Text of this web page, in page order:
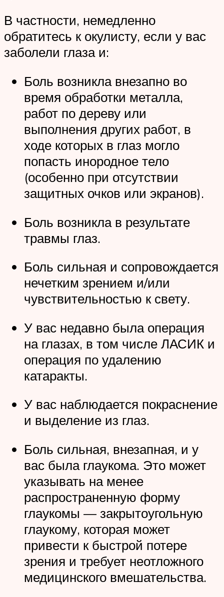
В частности, немедленно
обратитесь к окулисту, если у вас
заболели глаза и:
Боль возникла внезапно во
время обработки металла,
работ по дереву или
выполнения других работ, в
ходе которых в глаз могло
попасть инородное тело
(особенно при отсутствии
защитных очков или экранов).
Боль возникла в результате
травмы глаз.
Боль сильная и сопровождается
нечетким зрением и/или
чувствительностью к свету.
У вас недавно была операция
на глазах, в том числе ЛАСИК и
операция по удалению
катаракты.
У вас наблюдается покраснение
и выделение из глаз.
Боль сильная, внезапная, и у
вас была глаукома. Это может
указывать на менее
распространенную форму
глаукомы — закрытоугольную
глаукому, которая может
привести к быстрой потере
зрения и требует неотложного
медицинского вмешательства.